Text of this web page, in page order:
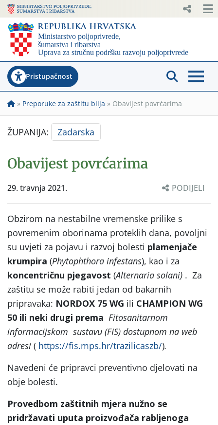
Pristupačnost
» Preporuke za zaštitu bilja » Obavijest povrćarima
ŽUPANIJA: Zadarska
Obavijest povrćarima
29. travnja 2021. PODIJELI
Obzirom na nestabilne vremenske prilike s
povremenim oborinama proteklih dana, povoljni
su uvjeti za pojavu i razvoj bolesti plamenjače
krumpira (Phytophthora infestans), kao i za
koncentričnu pjegavost (Alternaria solani) . Za
zaštitu se može rabiti jedan od bakarnih
pripravaka: NORDOX 75 WG ili CHAMPION WG
50 ili neki drugi prema Fitosanitarnom
informacijskom sustavu (FIS) dostupnom na web
adresi ( https://fis.mps.hr/trazilicaszb/).
Navedeni će pripravci preventivno djelovati na
obje bolesti.
Provedbom zaštitnih mjera nužno se
pridržavati uputa proizvođača rabljenoga